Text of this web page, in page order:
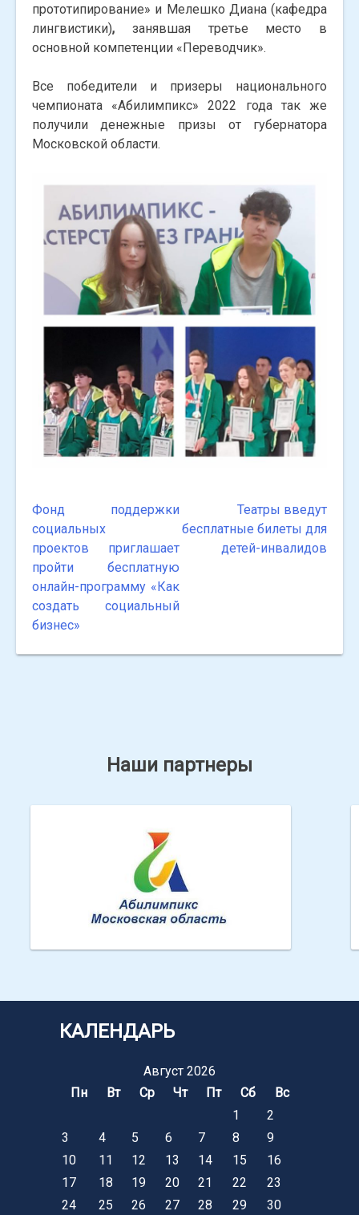
прототипирование» и Мелешко Диана (кафедра
лингвистики), занявшая третье место в
основной компетенции «Переводчик».
Все победители и призеры национального
чемпионата «Абилимпикс» 2022 года так же
получили денежные призы от губернатора
Московской области.
Навигация
по
записям
Фонд поддержки
социальных
проектов приглашает
пройти бесплатную
онлайн-программу «Как
создать социальный
бизнес»
Театры введут
бесплатные билеты для
детей-инвалидов
Наши партнеры
КАЛЕНДАРЬ
Август 2026
Пн
Вт Ср Чт Пт Сб
Вс
1
2
3
4 5 6 7 8
9
10
11 12 13 14 15
16
17
18 19 20 21 22
23
24
25 26 27 28 29 30